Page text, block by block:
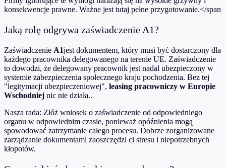
konsekwencje prawne. Ważne jest tutaj pełne przygotowanie.</span
Jaką rolę odgrywa zaświadczenie A1?
Zaświadczenie A1jest dokumentem, który musi być dostarczony dla
każdego pracownika delegowanego na terenie UE. Zaświadczenie
to dowodzi, że delegowany pracownik jest nadal ubezpieczony w
systemie zabezpieczenia społecznego kraju pochodzenia. Bez tej
"legitymacji ubezpieczeniowej", leasing pracowniczy w Europie
Wschodniej nic nie działa..
Nasza rada: Złóż wniosek o zaświadczenie od odpowiedniego
organu w odpowiednim czasie, ponieważ opóźnienia mogą
spowodować zatrzymanie całego procesu. Dobrze zorganizowane
zarządzanie dokumentami zaoszczędzi ci stresu i niepotrzebnych
kłopotów.